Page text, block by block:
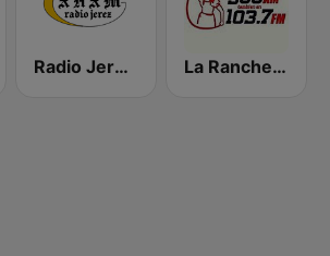
Radio Jerez 89.1 FM La Rancherita del Aire